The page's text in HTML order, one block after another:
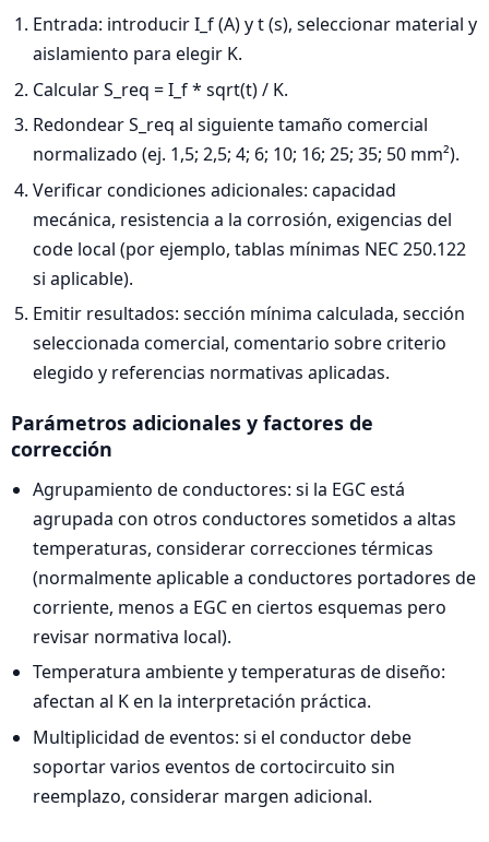
Entrada: introducir I_f (A) y t (s), seleccionar material y
aislamiento para elegir K.
Calcular S_req = I_f * sqrt(t) / K.
Redondear S_req al siguiente tamaño comercial
normalizado (ej. 1,5; 2,5; 4; 6; 10; 16; 25; 35; 50 mm²).
Verificar condiciones adicionales: capacidad
mecánica, resistencia a la corrosión, exigencias del
code local (por ejemplo, tablas mínimas NEC 250.122
si aplicable).
Emitir resultados: sección mínima calculada, sección
seleccionada comercial, comentario sobre criterio
elegido y referencias normativas aplicadas.
Parámetros adicionales y factores de
corrección
Agrupamiento de conductores: si la EGC está
agrupada con otros conductores sometidos a altas
temperaturas, considerar correcciones térmicas
(normalmente aplicable a conductores portadores de
corriente, menos a EGC en ciertos esquemas pero
revisar normativa local).
Temperatura ambiente y temperaturas de diseño:
afectan al K en la interpretación práctica.
Multiplicidad de eventos: si el conductor debe
soportar varios eventos de cortocircuito sin
reemplazo, considerar margen adicional.